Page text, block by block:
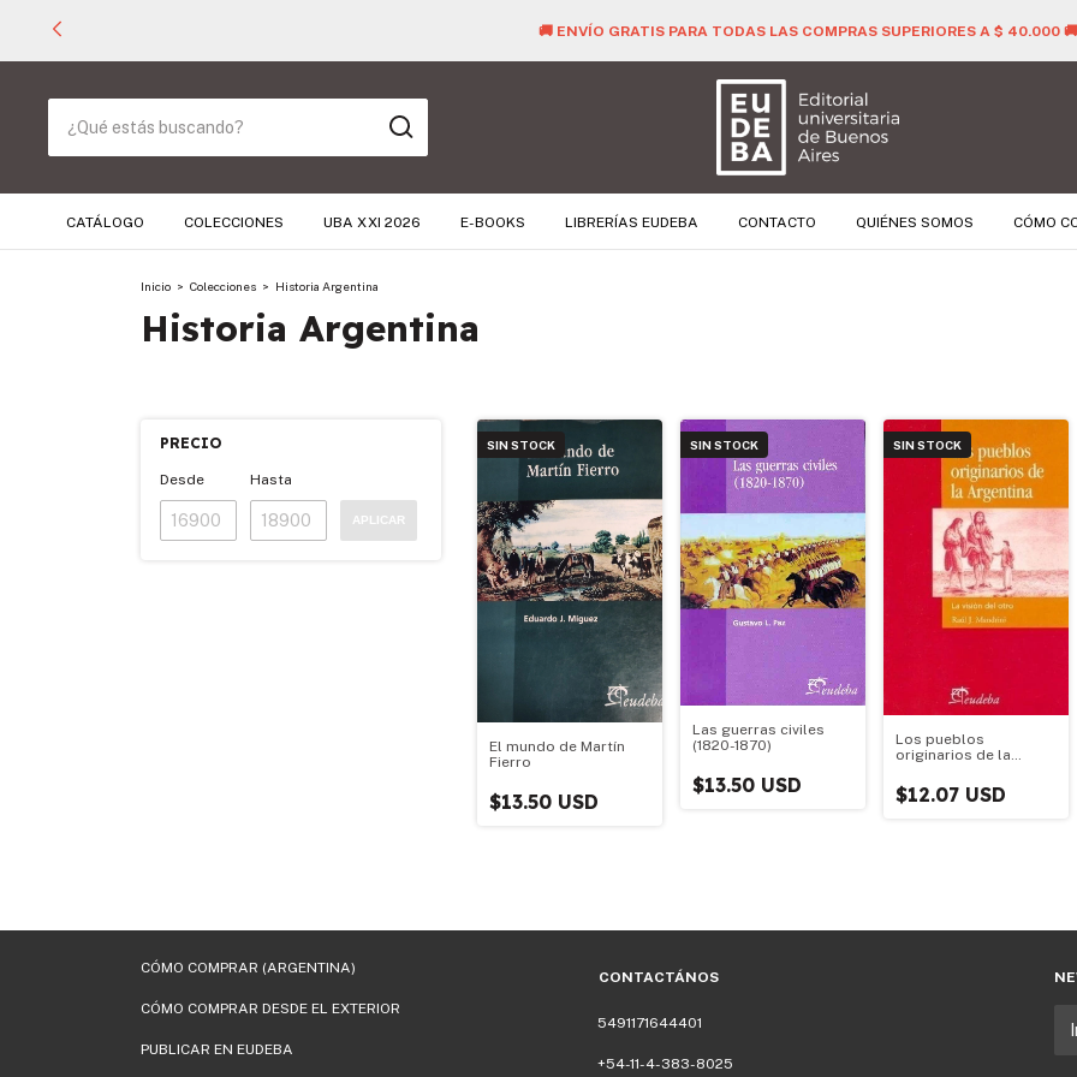
🚚 ENVÍO GRATIS PARA TODAS LAS COMPRAS SUPERIORES A $ 40.000 🚚
CATÁLOGO COLECCIONES UBA XXI 2026 E-BOOKS LIBRERÍAS EUDEBA CONTACTO QUIÉNES SOMOS CÓMO
Inicio > Colecciones > Historia Argentina
Historia Argentina
PRECIO
Desde Hasta
APLICAR
SIN STOCK
El mundo de Martín
Fierro
$13.50 USD
SIN STOCK
Las guerras civiles
(1820-1870)
$13.50 USD
SIN STOCK
Los pueblos
originarios de la
$12.07 USD
CÓMO COMPRAR (ARGENTINA)
CÓMO COMPRAR DESDE EL EXTERIOR
PUBLICAR EN EUDEBA
CONTACTÁNOS
5491171644401
+54-11-4-383-8025